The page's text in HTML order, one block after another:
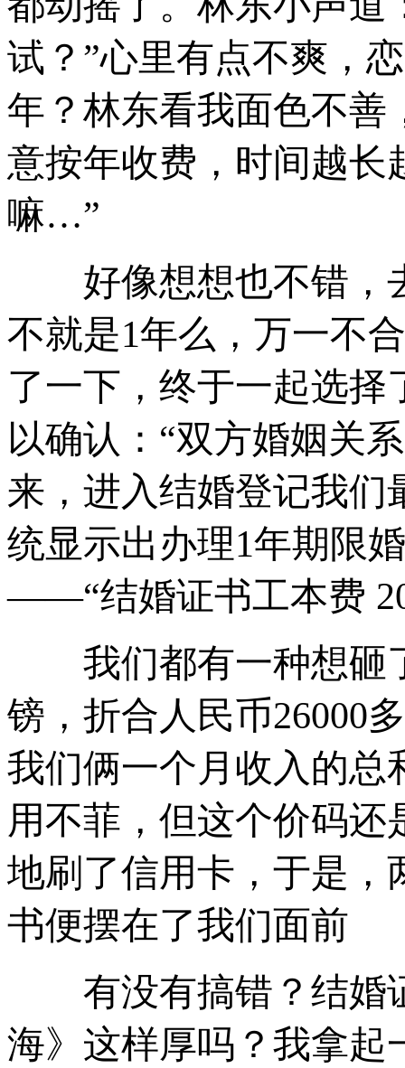
试？”心里有点不爽，
年？林东看我面色不善
意按年收费，时间越长
嘛…”
好像想想也不错，
不就是1年么，万一不
了一下，终于一起选择
以确认：“双方婚姻关
来，进入结婚登记我们
统显示出办理1年期限
——“结婚证书工本费
我们都有一种想砸
镑，折合人民币26000
我们俩一个月收入的总
用不菲，但这个价码
地刷了信用卡，于是，
书便摆在了我们面前
有没有搞错？结婚
海》这样厚吗？我拿起